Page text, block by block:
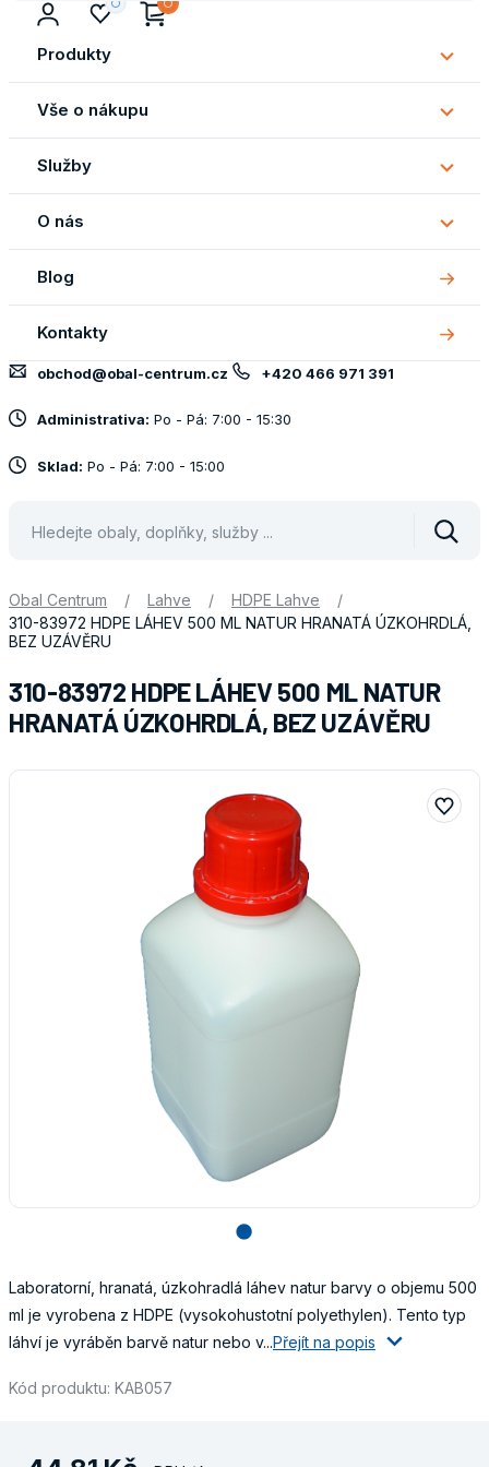
Produkty
Vše o nákupu
Vše
o
Služby
O nás
O
nás
Blog
Kontakty
obchod@obal-centrum.cz +420 466 971 391
Administrativa: Po - Pá: 7:00 - 15:30
Sklad: Po - Pá: 7:00 - 15:00
Obal Centrum / Lahve / HDPE Lahve
/
310-83972 HDPE LÁHEV 500 ML NATUR HRANATÁ ÚZKOHRDLÁ,
BEZ UZÁVĚRU
310-83972 HDPE LÁHEV 500 ML NATUR
HRANATÁ ÚZKOHRDLÁ, BEZ UZÁVĚRU
lens
Laboratorní, hranatá, úzkohradlá láhev natur barvy o objemu 500
ml je vyrobena z HDPE (vysokohustotní polyethylen). Tento typ
láhví je vyráběn barvě natur nebo v...Přejít na popis
Kód produktu: KAB057